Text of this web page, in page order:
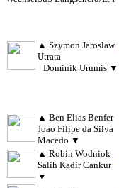
▲ Szymon Jaroslaw
Utrata
Dominik Urumis ▼
▲ Ben Elias Benfer
Joao Filipe da Silva
Macedo ▼
▲ Robin Wodniok
Salih Kadir Cankur
▼